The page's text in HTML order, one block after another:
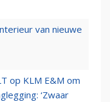
van nieuwe
op KLM E&M om
‘Zwaar